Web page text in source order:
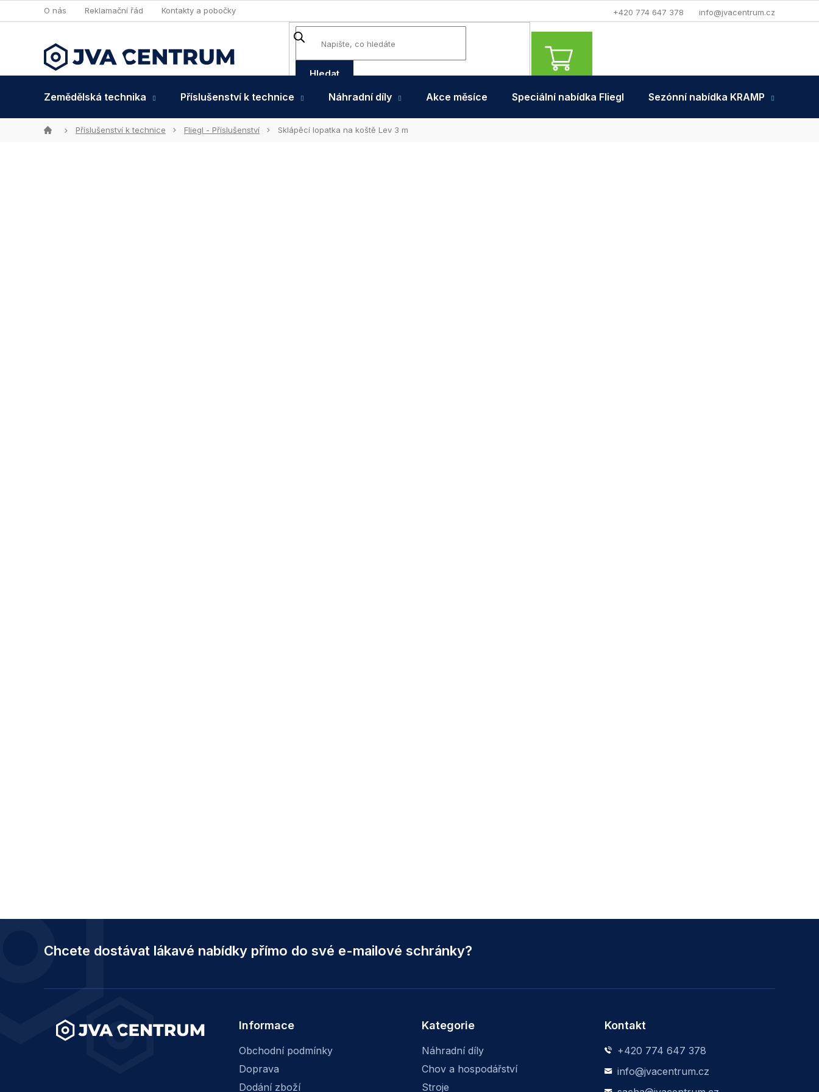
na
+420 774 647 378 info@jvacentrum.cz
O nás Reklamační řád Kontakty a pobočky
Hledat
NÁKUPNÍ
KOŠÍK
Zemědělská technika
Příslušenství k technice Náhradní díly Akce měsíce Speciální nabídka Fliegl Sezónní nabídka KRAMP
DomůPříslušenství k technice Fliegl - Příslušenství Sklápěcí lopatka na koště Lev 3 m
Chcete dostávat lákavé nabídky přímo do své e-mailové schránky?
Informace
Obchodní podmínky
Doprava
Dodání zboží
Kategorie
Náhradní díly
Chov a hospodářství
Stroje
Kontakt
+420 774 647 378
info@jvacentrum.cz